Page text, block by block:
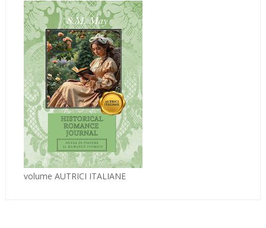
volume AUTRICI ITALIANE